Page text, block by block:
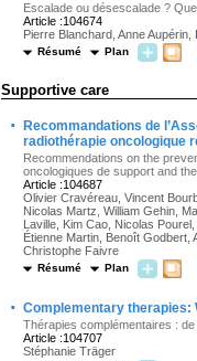
Escalade ou désescalade ?
Article :104674
Pierre Blanchard, Anne
Résumé Plan
Supportive care
·
Recommandations de
radiothérapie oncologique
Recommendations on the
oncologiques de support and
Article :104687
Olivier Cravéreau, Vincent
Nicolas Martz, William Gehin,
Laville, Kim Cao, Nicolas
Étienne Martin, Benoît
Christophe Faivre
Résumé Plan
· Complementary therapies:
Thérapies complémentaires :
Article :104707
Stéphanie Träger